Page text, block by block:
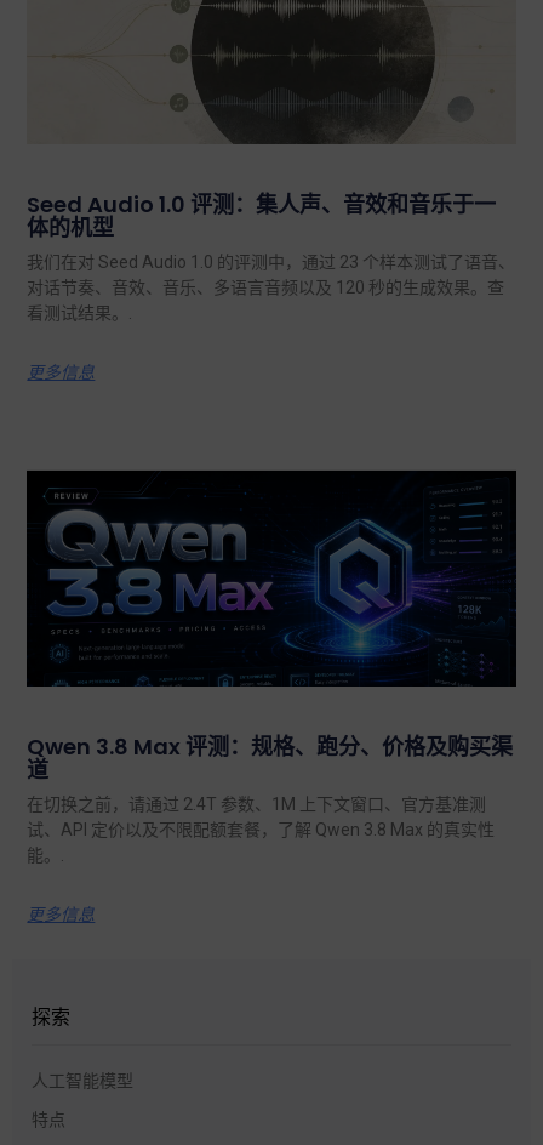
Seed Audio 1.0 评测：集人声、音效和音乐于一
体的机型
我们在对 Seed Audio 1.0 的评测中，通过 23 个样本测试了语音、
对话节奏、音效、音乐、多语言音频以及 120 秒的生成效果。查
看测试结果。.
更多信息
Qwen 3.8 Max 评测：规格、跑分、价格及购买渠
道
在切换之前，请通过 2.4T 参数、1M 上下文窗口、官方基准测
试、API 定价以及不限配额套餐，了解 Qwen 3.8 Max 的真实性
能。.
更多信息
探索
人工智能模型
特点